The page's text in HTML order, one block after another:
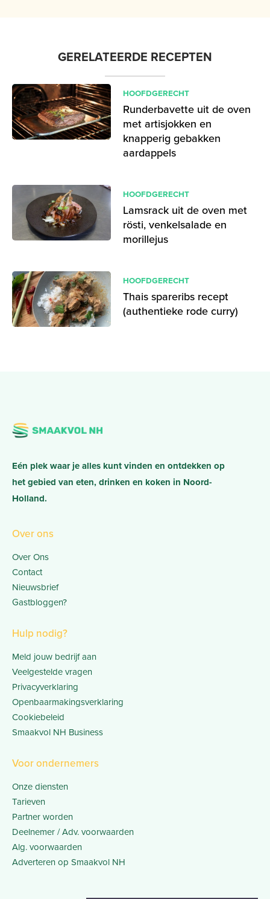
GERELATEERDE RECEPTEN
HOOFDGERECHT
Runderbavette uit de oven
met artisjokken en
knapperig gebakken
aardappels
HOOFDGERECHT
Lamsrack uit de oven met
rösti, venkelsalade en
morillejus
HOOFDGERECHT
Thais spareribs recept
(authentieke rode curry)
Eén plek waar je alles kunt vinden en ontdekken op
het gebied van eten, drinken en koken in Noord-
Holland.
Over ons
Over Ons
Contact
Nieuwsbrief
Gastbloggen?
Hulp nodig?
Meld jouw bedrijf aan
Veelgestelde vragen
Privacyverklaring
Openbaarmakingsverklaring
Cookiebeleid
Smaakvol NH Business
Voor ondernemers
Onze diensten
Tarieven
Partner worden
Deelnemer / Adv. voorwaarden
Alg. voorwaarden
Adverteren op Smaakvol NH